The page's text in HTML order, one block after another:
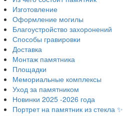
Изготовление
Оформление могилы
Благоустройство захоронений
Способы гравировки
Доставка
Монтаж памятника
Площадки
Мемориальные комплексы
Уход за памятником
Новинки 2025 -2026 года
Портрет на памятник из стекла ✨